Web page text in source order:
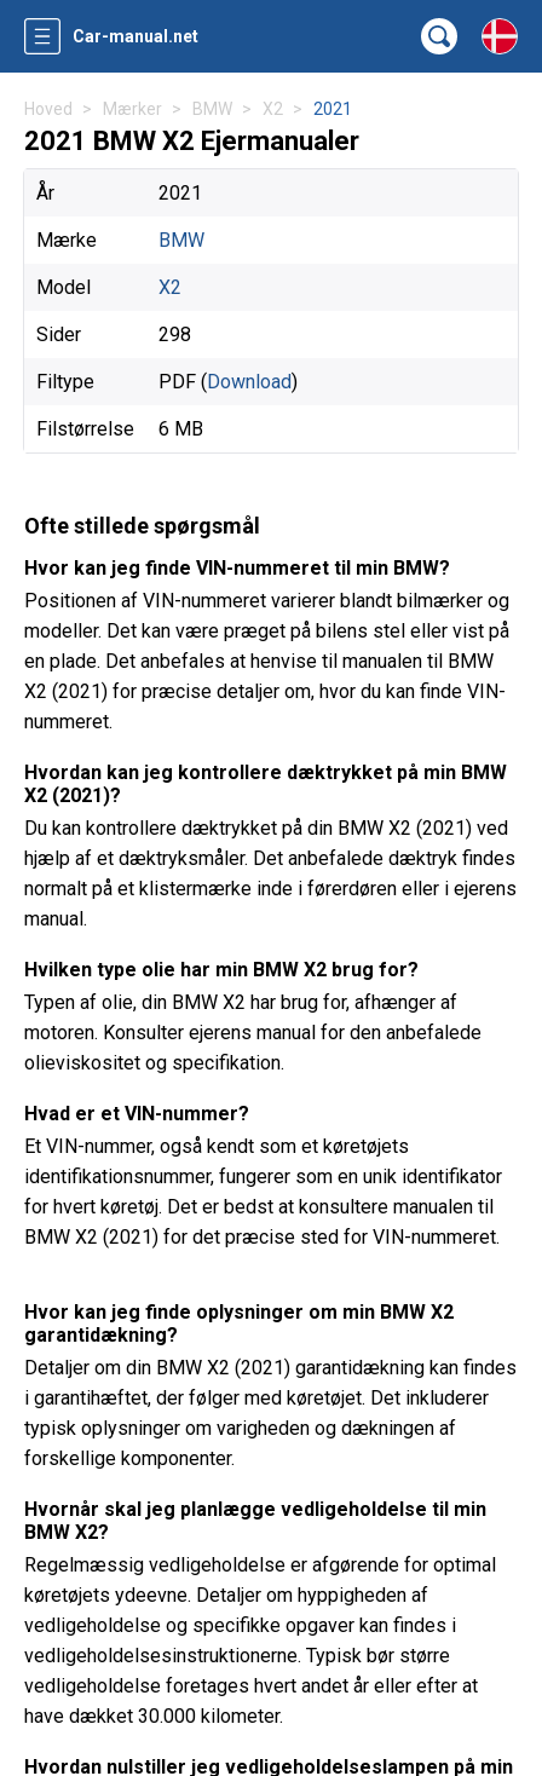
Car-manual.net
Hoved Mærker BMW X2 2021
2021 BMW X2 Ejermanualer
År 2021
Mærke BMW
Model X2
Sider 298
Filtype PDF (Download)
Filstørrelse 6 MB
Ofte stillede spørgsmål
Hvor kan jeg finde VIN-nummeret til min BMW?
Positionen af ​​VIN-nummeret varierer blandt bilmærker og
modeller. Det kan være præget på bilens stel eller vist på
en plade. Det anbefales at henvise til manualen til BMW
X2 (2021) for præcise detaljer om, hvor du kan finde VIN-
nummeret.
Hvordan kan jeg kontrollere dæktrykket på min BMW
X2 (2021)?
Du kan kontrollere dæktrykket på din BMW X2 (2021) ved
hjælp af et dæktryksmåler. Det anbefalede dæktryk findes
normalt på et klistermærke inde i førerdøren eller i ejerens
manual.
Hvilken type olie har min BMW X2 brug for?
Typen af ​​olie, din BMW X2 har brug for, afhænger af
motoren. Konsulter ejerens manual for den anbefalede
olieviskositet og specifikation.
Hvad er et VIN-nummer?
Et VIN-nummer, også kendt som et køretøjets
identifikationsnummer, fungerer som en unik identifikator
for hvert køretøj. Det er bedst at konsultere manualen til
BMW X2 (2021) for det præcise sted for VIN-nummeret.
Hvor kan jeg finde oplysninger om min BMW X2
garantidækning?
Detaljer om din BMW X2 (2021) garantidækning kan findes
i garantihæftet, der følger med køretøjet. Det inkluderer
typisk oplysninger om varigheden og dækningen af ​​
forskellige komponenter.
Hvornår skal jeg planlægge vedligeholdelse til min
BMW X2?
Regelmæssig vedligeholdelse er afgørende for optimal
køretøjets ydeevne. Detaljer om hyppigheden af ​​
vedligeholdelse og specifikke opgaver kan findes i
vedligeholdelsesinstruktionerne. Typisk bør større
vedligeholdelse foretages hvert andet år eller efter at
have dækket 30.000 kilometer.
Hvordan nulstiller jeg vedligeholdelseslampen på min